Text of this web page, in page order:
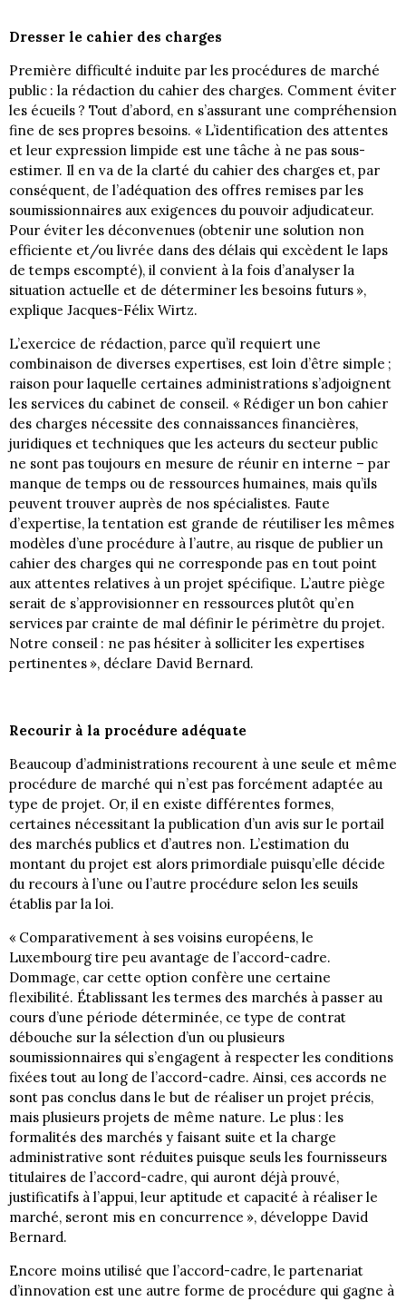
Dresser le cahier des charges
Première difficulté induite par les procédures de marché
public : la rédaction du cahier des charges. Comment éviter
les écueils ? Tout d’abord, en s’assurant une compréhension
fine de ses propres besoins. « L’identification des attentes
et leur expression limpide est une tâche à ne pas sous-
estimer. Il en va de la clarté du cahier des charges et, par
conséquent, de l’adéquation des offres remises par les
soumissionnaires aux exigences du pouvoir adjudicateur.
Pour éviter les déconvenues (obtenir une solution non
efficiente et/ou livrée dans des délais qui excèdent le laps
de temps escompté), il convient à la fois d’analyser la
situation actuelle et de déterminer les besoins futurs »,
explique Jacques-Félix Wirtz.
L’exercice de rédaction, parce qu’il requiert une
combinaison de diverses expertises, est loin d’être simple ;
raison pour laquelle certaines administrations s’adjoignent
les services du cabinet de conseil. « Rédiger un bon cahier
des charges nécessite des connaissances financières,
juridiques et techniques que les acteurs du secteur public
ne sont pas toujours en mesure de réunir en interne – par
manque de temps ou de ressources humaines, mais qu’ils
peuvent trouver auprès de nos spécialistes. Faute
d’expertise, la tentation est grande de réutiliser les mêmes
modèles d’une procédure à l’autre, au risque de publier un
cahier des charges qui ne corresponde pas en tout point
aux attentes relatives à un projet spécifique. L’autre piège
serait de s’approvisionner en ressources plutôt qu’en
services par crainte de mal définir le périmètre du projet.
Notre conseil : ne pas hésiter à solliciter les expertises
pertinentes », déclare David Bernard.
Recourir à la procédure adéquate
Beaucoup d’administrations recourent à une seule et même
procédure de marché qui n’est pas forcément adaptée au
type de projet. Or, il en existe différentes formes,
certaines nécessitant la publication d’un avis sur le portail
des marchés publics et d’autres non. L’estimation du
montant du projet est alors primordiale puisqu’elle décide
du recours à l’une ou l’autre procédure selon les seuils
établis par la loi.
« Comparativement à ses voisins européens, le
Luxembourg tire peu avantage de l’accord-cadre.
Dommage, car cette option confère une certaine
flexibilité. Établissant les termes des marchés à passer au
cours d’une période déterminée, ce type de contrat
débouche sur la sélection d’un ou plusieurs
soumissionnaires qui s’engagent à respecter les conditions
fixées tout au long de l’accord-cadre. Ainsi, ces accords ne
sont pas conclus dans le but de réaliser un projet précis,
mais plusieurs projets de même nature. Le plus : les
formalités des marchés y faisant suite et la charge
administrative sont réduites puisque seuls les fournisseurs
titulaires de l’accord-cadre, qui auront déjà prouvé,
justificatifs à l’appui, leur aptitude et capacité à réaliser le
marché, seront mis en concurrence », développe David
Bernard.
Encore moins utilisé que l’accord-cadre, le partenariat
d’innovation est une autre forme de procédure qui gagne à